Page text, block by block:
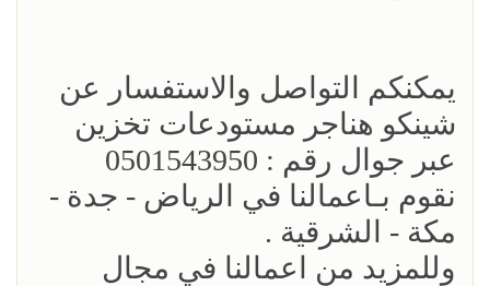
يمكنكم التواصل والاستفسار عن
شينكو هناجر مستودعات تخزين
عبر جوال رقم : 0501543950
نقوم بـاعمالنا في الرياض - جدة -
مكة - الشرقية .
وللمزيد من اعمالنا في مجال